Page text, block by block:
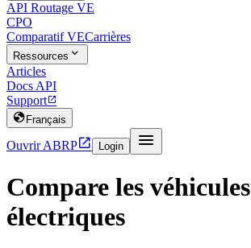
API Routage VE
CPO
Comparatif VECarrières
Ressources 
Articles
Docs API
Support
 Français
Ouvrir ABRP Login 
Compare les véhicules
électriques